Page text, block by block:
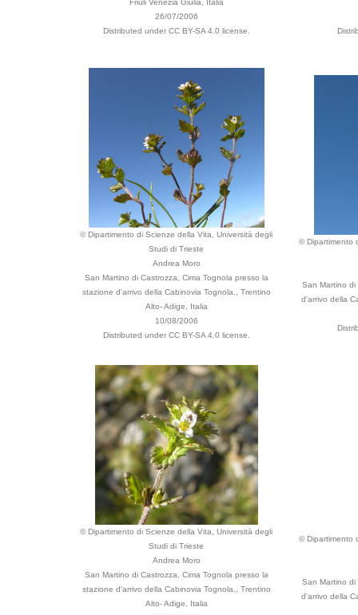
Friuli Venezia Giulia, Italia
26/07/2006
Distributed under CC BY-SA 4.0 license.
© Dipartimento di Scienze della Vita, Università degli
Studi di Trieste
Andrea Moro
San Martino di Castrozza, Cima Tognola presso la
stazione d'arrivo della Cabinovia Tognola., Trentino
Alto- Adige, Italia
10/08/2006
Distributed under CC BY-SA 4.0 license.
© Dipartimento
San Martino di
d'arrivo della
© Dipartimento di Scienze della Vita, Università degli
Studi di Trieste
Andrea Moro
San Martino di Castrozza, Cima Tognola presso la
stazione d'arrivo della Cabinovia Tognola., Trentino
Alto- Adige, Italia
© Dipartimento
San Martino di
d'arrivo della